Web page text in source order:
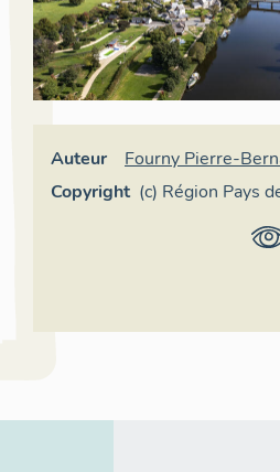
Auteur
Fourny Pierre-
Copyright (c) Région Pays
Loire -